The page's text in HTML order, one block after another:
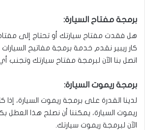
برمجة مفتاح السيارة:
هل فقدت مفتاح سيارتك أو تحتاج إلى
كار ريبير نقدم خدمة برمجة مفاتيح
اتصل بنا الآن لبرمجة مفتاح سيارتك وتجنب أي
برمجة ريموت السيارة:
لدينا القدرة على برمجة ريموت السيارة،
ريموت السيارة، يمكننا أن نصلح هذا العطل
الآن لبرمجة ريموت سيارتك.